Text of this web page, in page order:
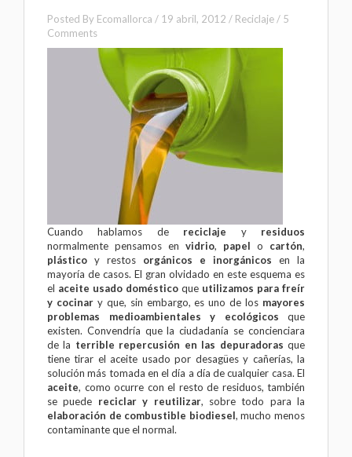
Posted By Ecomallorca / 19 abril, 2012 / Reciclaje/ 5
Comments
Cuando hablamos de reciclaje y residuos
normalmente pensamos en vidrio, papel o cartón,
plástico y restos orgánicos e inorgánicos en la
mayoría de casos. El gran olvidado en este esquema es
el aceite usado doméstico que utilizamos para freír
y cocinary que, sin embargo, es uno de los mayores
problemas medioambientales y ecológicos que
existen. Convendría que la ciudadanía se concienciara
de la terrible repercusión en las depuradoras que
tiene tirar el aceite usado por desagües y cañerías, la
solución más tomada en el día a día de cualquier casa. El
aceite, como ocurre con el resto de residuos, también
se puede reciclar y reutilizar, sobre todo para la
elaboración de combustible biodiesel, mucho menos
contaminante que el normal.